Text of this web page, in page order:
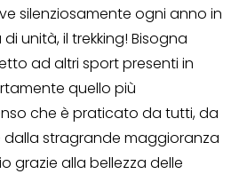
silenziosamente ogni anno in
unità, il trekking! Bisogna
ad altri sport presenti in
quello più
che è praticato da tutti, da
stragrande maggioranza
grazie alla bellezza delle